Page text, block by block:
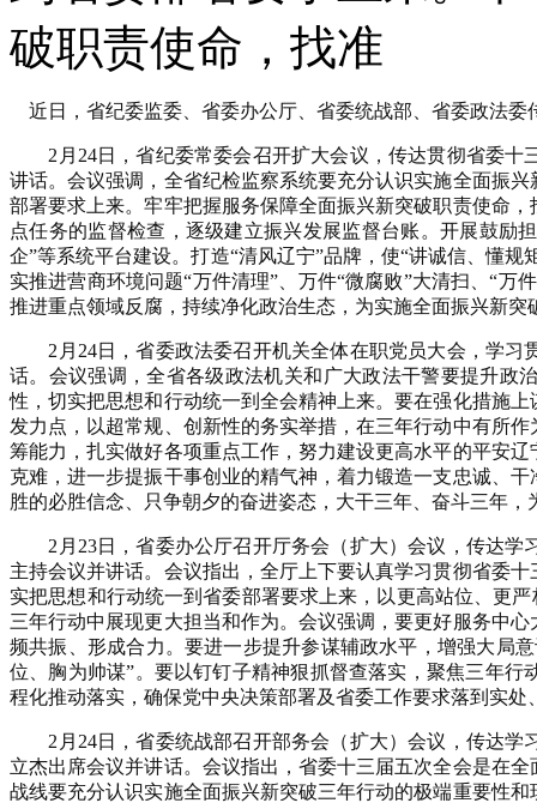
破职责使命，找准
近日，省纪委监委、省委办公厅、省委统战部、省委政法
2月24日，省纪委常委会召开扩大会议，传达贯彻省委十
讲话。会议强调，全省纪检监察系统要充分认识实施全面振
部署要求上来。牢牢把握服务保障全面振兴新突破职责使命
点任务的监督检查，逐级建立振兴发展监督台账。开展鼓励
企”等系统平台建设。打造“清风辽宁”品牌，使“讲诚信、懂
实推进营商环境问题“万件清理”、万件“微腐败”大清扫、“
推进重点领域反腐，持续净化政治生态，为实施全面振兴新突
2月24日，省委政法委召开机关全体在职党员大会，学习
话。会议强调，全省各级政法机关和广大政法干警要提升政
性，切实把思想和行动统一到全会精神上来。要在强化措施
发力点，以超常规、创新性的务实举措，在三年行动中有所
筹能力，扎实做好各项重点工作，努力建设更高水平的平安
克难，进一步提振干事创业的精气神，着力锻造一支忠诚、
胜的必胜信念、只争朝夕的奋进姿态，大干三年、奋斗三年，
2月23日，省委办公厅召开厅务会（扩大）会议，传达学
主持会议并讲话。会议指出，全厅上下要认真学习贯彻省委
实把思想和行动统一到省委部署要求上来，以更高站位、更
三年行动中展现更大担当和作为。会议强调，要更好服务中
频共振、形成合力。要进一步提升参谋辅政水平，增强大局
位、胸为帅谋”。要以钉钉子精神狠抓督查落实，聚焦三年
程化推动落实，确保党中央决策部署及省委工作要求落到实处
2月24日，省委统战部召开部务会（扩大）会议，传达学
立杰出席会议并讲话。会议指出，省委十三届五次全会是在
战线要充分认识实施全面振兴新突破三年行动的极端重要性